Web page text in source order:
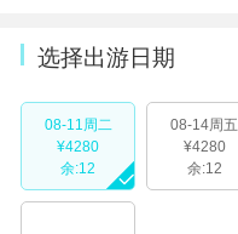
选择出游日期
08-11周二
¥4280
余:12
08-14周五
¥4280
余:12